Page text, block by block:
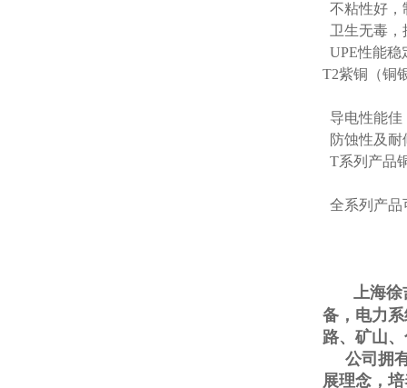
不粘性好，
卫生无毒，
UPE性能
T2紫铜（铜
导电性能佳
防蚀性及耐
T系列产品
全系列产品
上海徐
备 ， 电力
路、矿山
公司拥有
展理念，